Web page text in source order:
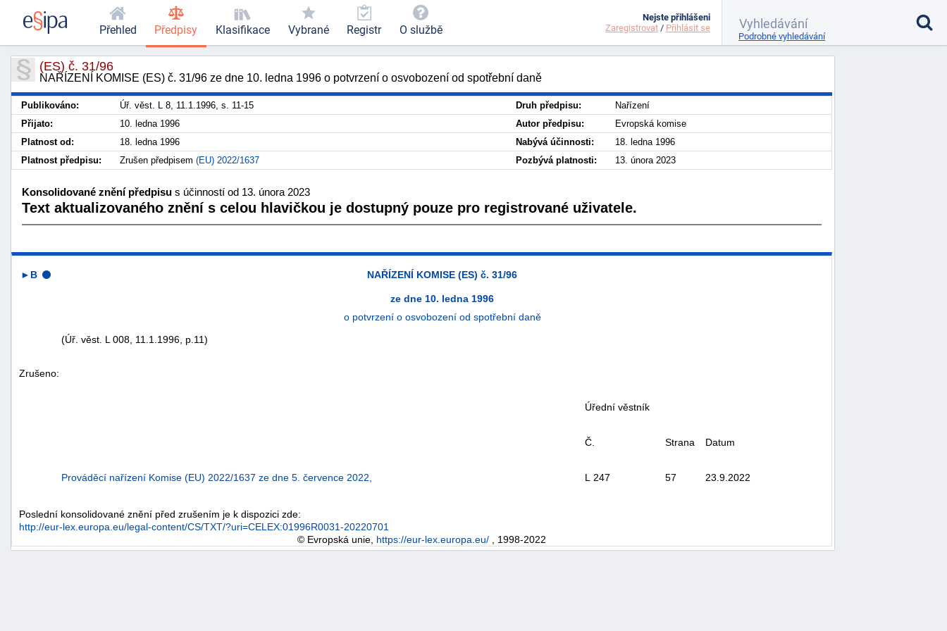
(ES) č. 31/96
NAŘÍZENÍ KOMISE (ES) č. 31/96 ze dne 10. ledna 1996 o potvrzení o osvobození od spotřební daně
Publikováno: Úř. věst. L 8, 11.1.1996, s. 11-15 Druh předpisu:
Nařízení
Přijato:
10. ledna 1996 Autor předpisu:
Evropská komise
Platnost od:
18. ledna 1996 Nabývá účinnosti:
18. ledna 1996
Platnost předpisu:
Zrušen předpisem (EU) 2022/1637 Pozbývá platnosti: 13. února 2023
Konsolidované znění předpisu s účinností od 13. února 2023
Text aktualizovaného znění s celou hlavičkou je dostupný pouze pro registrované uživatele.
►B NAŘÍZENÍ KOMISE (ES) č. 31/96
ze dne 10. ledna 1996
o potvrzení o osvobození od spotřební daně
(Úř. věst. L 008, 11.1.1996, p.11)
Zrušeno:
Úřední věstník
Č. Strana Datum
Prováděcí nařízení Komise (EU) 2022/1637 ze dne 5. července 2022, L 247 57 23.9.2022
Poslední konsolidované znění před zrušením je k dispozici zde:
http://eur-lex.europa.eu/legal-content/CS/TXT/?uri=CELEX:01996R0031-20220701
© Evropská unie, https://eur-lex.europa.eu/ , 1998-2022
Přehled Předpisy Klasifikace Vybrané Registr O službě
Nejste přihlášeni
Zaregistrovat / Přihlásit se
Podrobné vyhledávání